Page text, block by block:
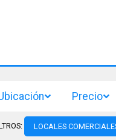
Precio
LOCALES